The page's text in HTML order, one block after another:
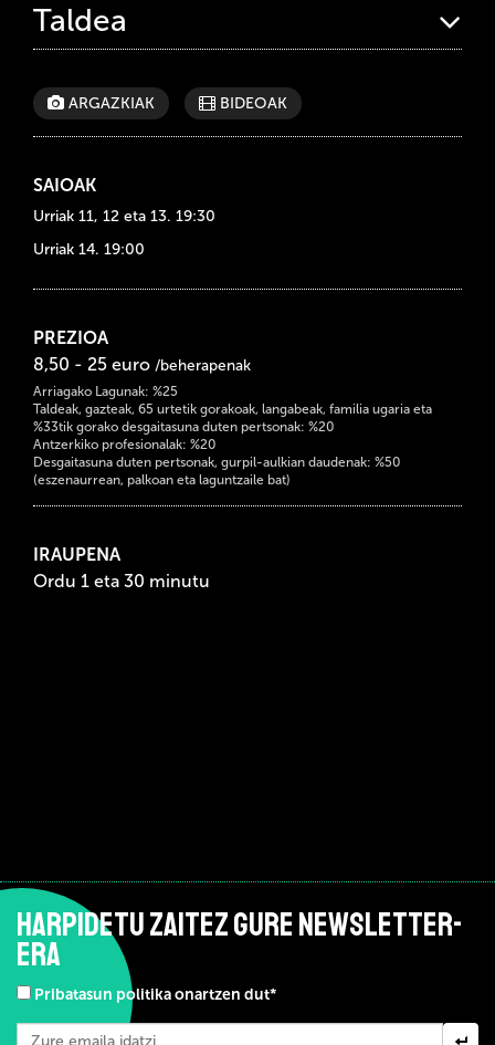
Taldea
ARGAZKIAK BIDEOAK
SAIOAK
Urriak 11, 12 eta 13. 19:30
Urriak 14. 19:00
PREZIOA
8,50 - 25 euro /beherapenak
Arriagako Lagunak: %25
Taldeak, gazteak, 65 urtetik gorakoak, langabeak, familia ugaria eta
%33tik gorako desgaitasuna duten pertsonak: %20
Antzerkiko profesionalak: %20
Desgaitasuna duten pertsonak, gurpil-aulkian daudenak: %50
(eszenaurrean, palkoan eta laguntzaile bat)
IRAUPENA
Ordu 1 eta 30 minutu
HARPIDETU ZAITEZ GURE NEWSLETTER-
ERA
Pribatasun politika onartzen dut*